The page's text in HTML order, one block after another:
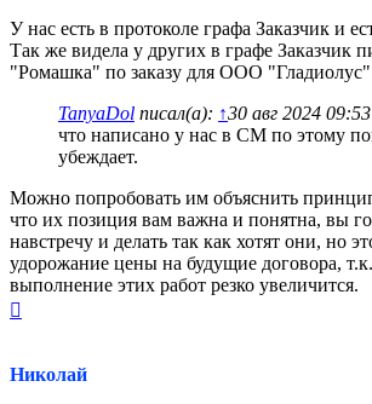
У нас есть в протоколе графа Заказчик и
Так же видела у других в графе
"Ромашка" по заказу для ООО
TanyaDol писал(а): ↑30 авг 2024 09:53
что написано у нас в СМ по этому
убеждает.
Можно попробовать им объяснить
что их позиция вам важна и понятна, вы
навстречу и делать так как хотят они, но
удорожание цены на будущие договора,
выполнение этих работ резко увеличится.
Николай